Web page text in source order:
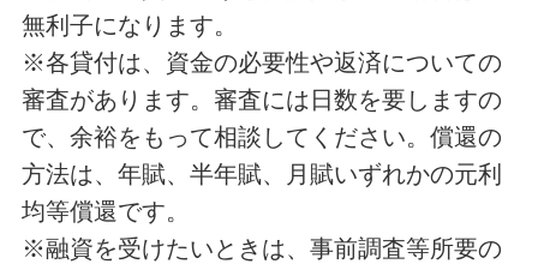
無利子になります。
※各貸付は、資金の必要性や返済についての
審査があります。審査には日数を要しますの
で、余裕をもって相談してください。償還の
方法は、年賦、半年賦、月賦いずれかの元利
均等償還です。
※融資を受けたいときは、事前調査等所要の